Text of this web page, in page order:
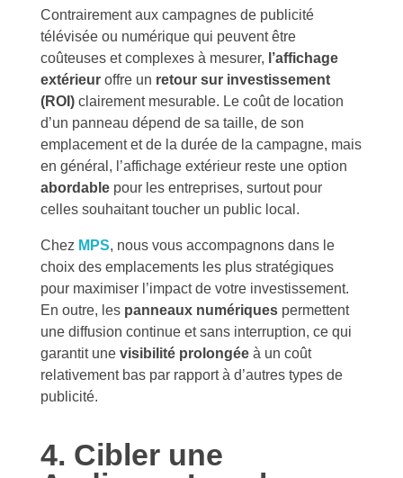
Contrairement aux campagnes de publicité
télévisée ou numérique qui peuvent être
coûteuses et complexes à mesurer, l’affichage
extérieur offre un retour sur investissement
(ROI) clairement mesurable. Le coût de location
d’un panneau dépend de sa taille, de son
emplacement et de la durée de la campagne, mais
en général, l’affichage extérieur reste une option
abordable pour les entreprises, surtout pour
celles souhaitant toucher un public local.
Chez MPS, nous vous accompagnons dans le
choix des emplacements les plus stratégiques
pour maximiser l’impact de votre investissement.
En outre, les panneaux numériques permettent
une diffusion continue et sans interruption, ce qui
garantit une visibilité prolongée à un coût
relativement bas par rapport à d’autres types de
publicité.
4. Cibler une